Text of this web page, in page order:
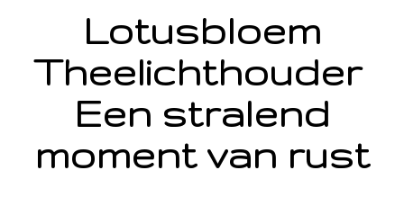
Lotusbloem
Theelichthouder
Een stralend
moment van rust